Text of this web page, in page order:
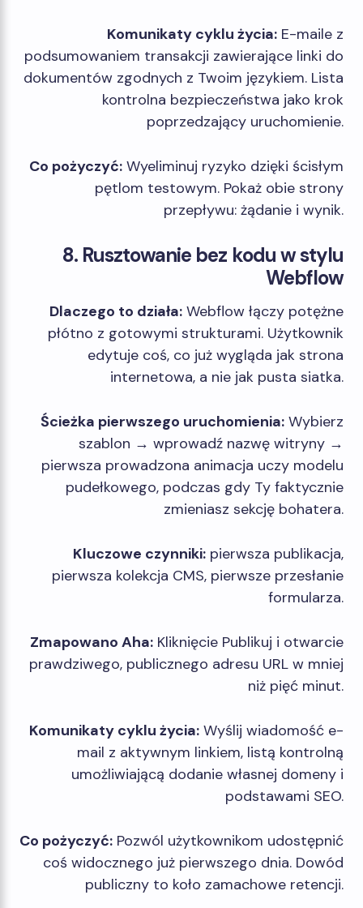
Komunikaty cyklu życia: E-maile z
podsumowaniem transakcji zawierające linki do
dokumentów zgodnych z Twoim językiem. Lista
kontrolna bezpieczeństwa jako krok
poprzedzający uruchomienie.
Co pożyczyć: Wyeliminuj ryzyko dzięki ścisłym
pętlom testowym. Pokaż obie strony
przepływu: żądanie i wynik.
8. Rusztowanie bez kodu w stylu
Webflow
Dlaczego to działa: Webflow łączy potężne
płótno z gotowymi strukturami. Użytkownik
edytuje coś, co już wygląda jak strona
internetowa, a nie jak pusta siatka.
Ścieżka pierwszego uruchomienia: Wybierz
szablon → wprowadź nazwę witryny →
pierwsza prowadzona animacja uczy modelu
pudełkowego, podczas gdy Ty faktycznie
zmieniasz sekcję bohatera.
Kluczowe czynniki: pierwsza publikacja,
pierwsza kolekcja CMS, pierwsze przesłanie
formularza.
Zmapowano Aha: Kliknięcie Publikuj i otwarcie
prawdziwego, publicznego adresu URL w mniej
niż pięć minut.
Komunikaty cyklu życia: Wyślij wiadomość e-
mail z aktywnym linkiem, listą kontrolną
umożliwiającą dodanie własnej domeny i
podstawami SEO.
Co pożyczyć: Pozwól użytkownikom udostępnić
coś widocznego już pierwszego dnia. Dowód
publiczny to koło zamachowe retencji.